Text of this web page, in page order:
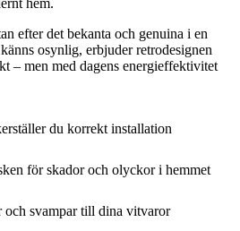
hem.
efter det bekanta och genuina i en
osynlig, erbjuder retrodesignen
– men med dagens energieffektivitet
du korrekt installation
för skador och olyckor i hemmet
och svampar till dina vitvaror